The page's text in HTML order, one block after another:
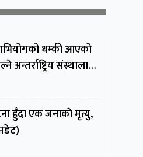
धम्की आएको
अन्तर्राष्ट्रिय संस्थालाई
हुँदा एक जनाकाे मृत्यु,